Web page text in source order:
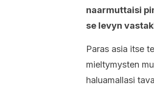
naarmuttaisi
se levyn
Paras asia itse
mieltymysten
haluamallasi